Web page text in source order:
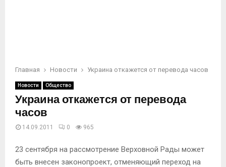
Главная Новости Украина откажется от перевода часов
Новости Общество
Украина откажется от перевода
часов
14.09.2011 0 965
23 сентября на рассмотрение Верховной Рады может
быть внесен законопроект, отменяющий переход на